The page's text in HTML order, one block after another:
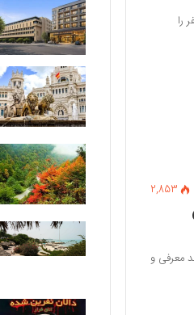
را
2,853
معرفی و